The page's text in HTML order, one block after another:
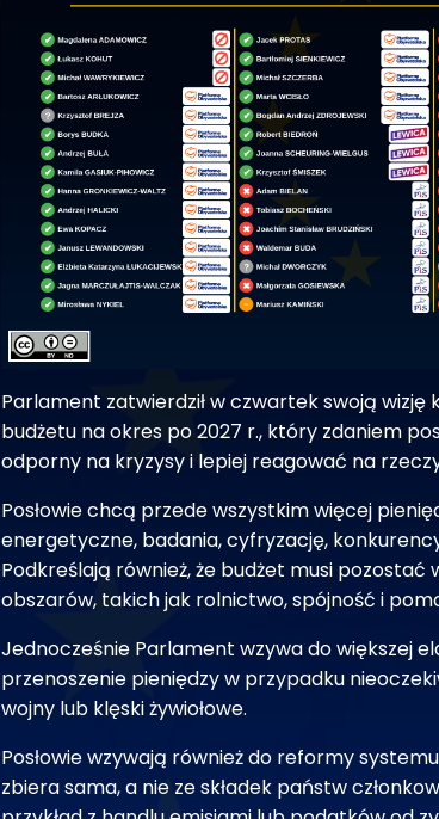
Parlament zatwierdził w czwartek swoją
budżetu na okres po 2027 r., który zdaniem
odporny na kryzysy i lepiej reagować na
Posłowie chcą przede wszystkim więcej
energetyczne, badania, cyfryzację,
Podkreślają również, że budżet musi
obszarów, takich jak rolnictwo, spójność i
Jednocześnie Parlament wzywa do większej
przenoszenie pieniędzy w przypadku
wojny lub klęski żywiołowe.
Posłowie wzywają również do reformy
zbiera sama, a nie ze składek państw